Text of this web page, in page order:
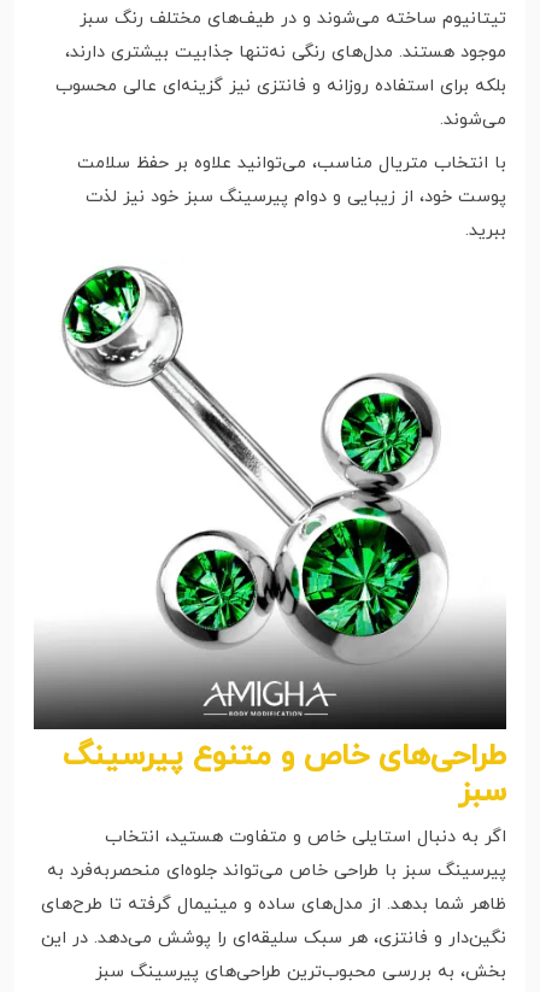
تیتانیوم ساخته می‌شوند و در طیف‌های مختلف رنگ سبز
موجود هستند. مدل‌های رنگی نه‌تنها جذابیت بیشتری دارند،
بلکه برای استفاده روزانه و فانتزی نیز گزینه‌ای عالی محسوب
می‌شوند.
با انتخاب متریال مناسب، می‌توانید علاوه بر حفظ سلامت
پوست خود، از زیبایی و دوام پیرسینگ سبز خود نیز لذت
ببرید.
طراحی‌های خاص و متنوع پیرسینگ
سبز
اگر به دنبال استایلی خاص و متفاوت هستید، انتخاب
پیرسینگ سبز با طراحی خاص می‌تواند جلوه‌ای منحصر‌به‌فرد به
ظاهر شما بدهد. از مدل‌های ساده و مینیمال گرفته تا طرح‌های
نگین‌دار و فانتزی، هر سبک سلیقه‌ای را پوشش می‌دهد. در این
بخش، به بررسی محبوب‌ترین طراحی‌های پیرسینگ سبز